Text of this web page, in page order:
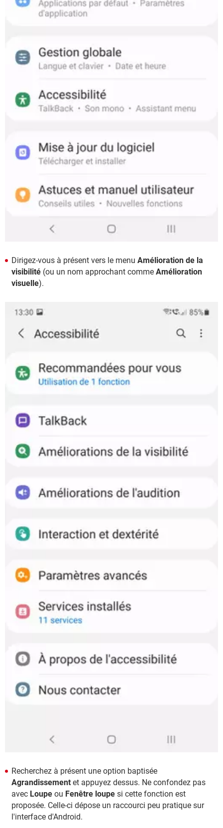
Dirigez-vous à présent vers le menu Amélioration de la
visibilité (ou un nom approchant comme Amélioration
visuelle).
Recherchez à présent une option baptisée
Agrandissement et appuyez dessus. Ne confondez pas
avec Loupe ou Fenêtre loupe si cette fonction est
proposée. Celle-ci dépose un raccourci peu pratique sur
l'interface d'Android.